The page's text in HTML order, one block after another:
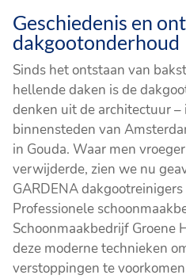
Geschiedenis en
dakgootonderhoud
Sinds het ontstaan van
hellende daken is de
denken uit de architectuur –
binnensteden van
in Gouda. Waar men
verwijderde, zien we nu
GARDENA
Professionele
Schoonmaakbedrijf Groene
deze moderne technieken
verstoppingen te